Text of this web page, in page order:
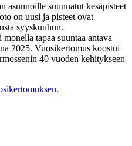
asunnoille suunnatut kesäpisteet
on uusi ja pisteet ovat
syyskuuhun.
tapaa suuntaa antava
2025. Vuosikertomus koostui
40 vuoden kehitykseen